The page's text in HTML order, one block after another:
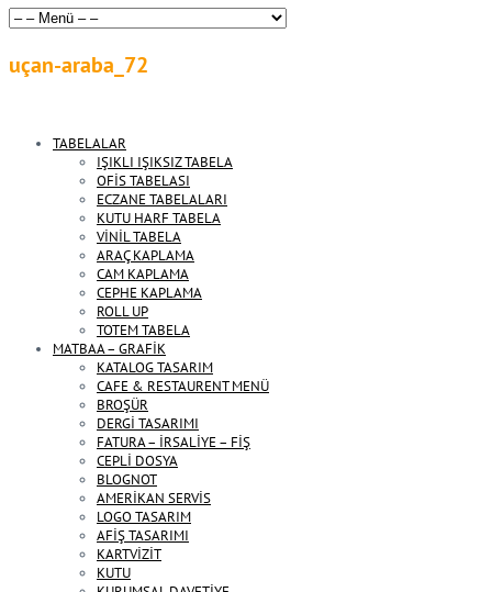
uçan-araba_72
TABELALAR
IŞIKLI IŞIKSIZ TABELA
OFİS TABELASI
ECZANE TABELALARI
KUTU HARF TABELA
VİNİL TABELA
ARAÇ KAPLAMA
CAM KAPLAMA
CEPHE KAPLAMA
ROLL UP
TOTEM TABELA
MATBAA – GRAFİK
KATALOG TASARIM
CAFE & RESTAURENT MENÜ
BROŞÜR
DERGİ TASARIMI
FATURA – İRSALİYE – FİŞ
CEPLİ DOSYA
BLOGNOT
AMERİKAN SERVİS
LOGO TASARIM
AFİŞ TASARIMI
KARTVİZİT
KUTU